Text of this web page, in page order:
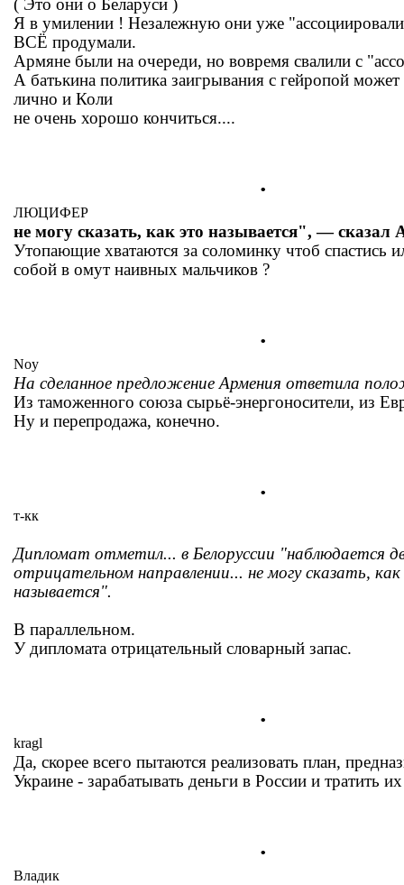
( Это они о Беларуси )
Я в умилении ! Незалежную они уже
ВСЁ продумали.
Армяне были на очереди, но вовремя свалили с
А батькина политика заигрывания с гейропой может
лично и Коли
не очень хорошо кончиться....
.
ЛЮЦИФЕР
не могу сказать, как это называется", — сказал
Утопающие хватаются за соломинку чтоб спастись
собой в омут наивных мальчиков ?
.
Noy
На сделанное предложение Армения ответила
Из таможенного союза сырьё-энергоносители, из
Ну и перепродажа, конечно.
.
т-кк
Дипломат отметил... в Белоруссии "наблюдается
отрицательном направлении... не могу сказать,
называется".
В параллельном.
У дипломата отрицательный словарный запас.
.
kragl
Да, скорее всего пытаются реализовать план,
Украине - зарабатывать деньги в России и тратить
.
Владик